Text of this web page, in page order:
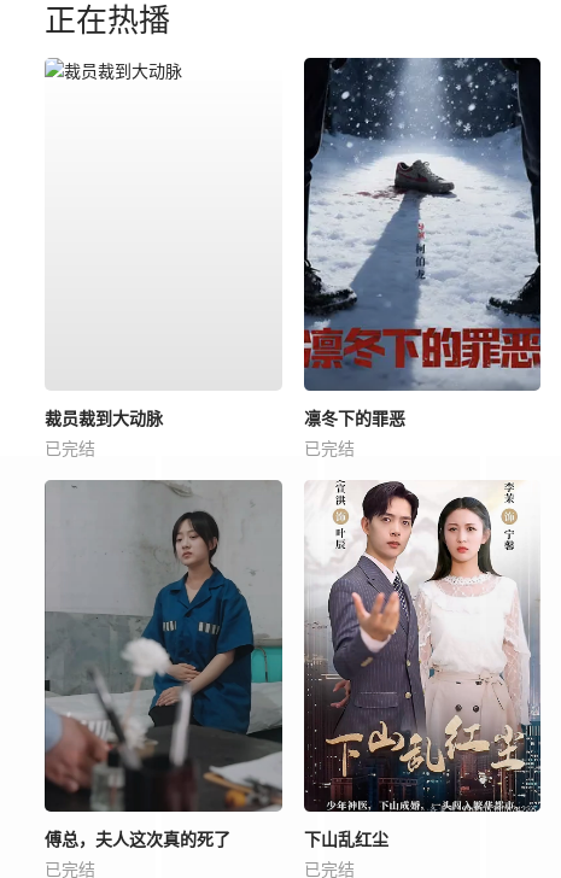
正在热播
裁员裁到大动脉
已完结
凛冬下的罪恶
已完结
傅总，夫人这次真的死了
已完结
下山乱红尘
已完结